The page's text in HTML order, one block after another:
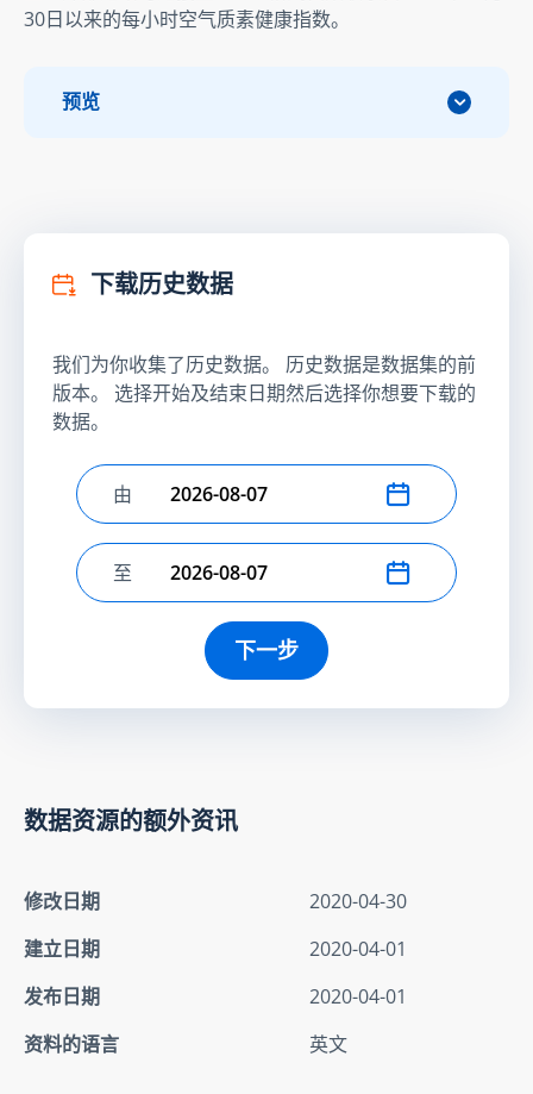
30日以来的每小时空气质素健康指数。
预览
下载历史数据
我们为你收集了历史数据。 历史数据是数据集的前
版本。 选择开始及结束日期然后选择你想要下载的
数据。
选择开始日期
由
选择结束日期
至
下一步
数据资源的额外资讯
修改日期
2020-04-30
建立日期
2020-04-01
发布日期
2020-04-01
资料的语言
英文